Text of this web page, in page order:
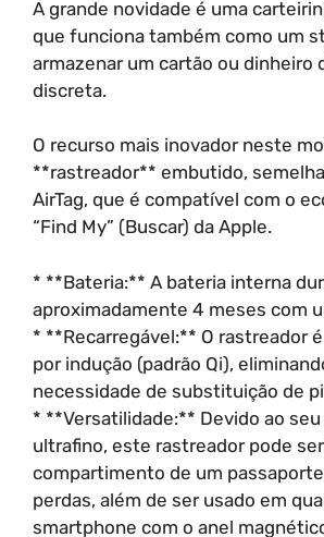
A grande novidade é uma
que funciona também como um
armazenar um cartão ou dinheiro
discreta.
O recurso mais inovador neste
**rastreador** embutido,
AirTag, que é compatível com o
“Find My” (Buscar) da Apple.
* **Bateria:** A bateria interna
aproximadamente 4 meses com
* **Recarregável:** O rastreador
por indução (padrão Qi),
necessidade de substituição de
* **Versatilidade:** Devido ao
ultrafino, este rastreador pode
compartimento de um
perdas, além de ser usado em
smartphone com o anel